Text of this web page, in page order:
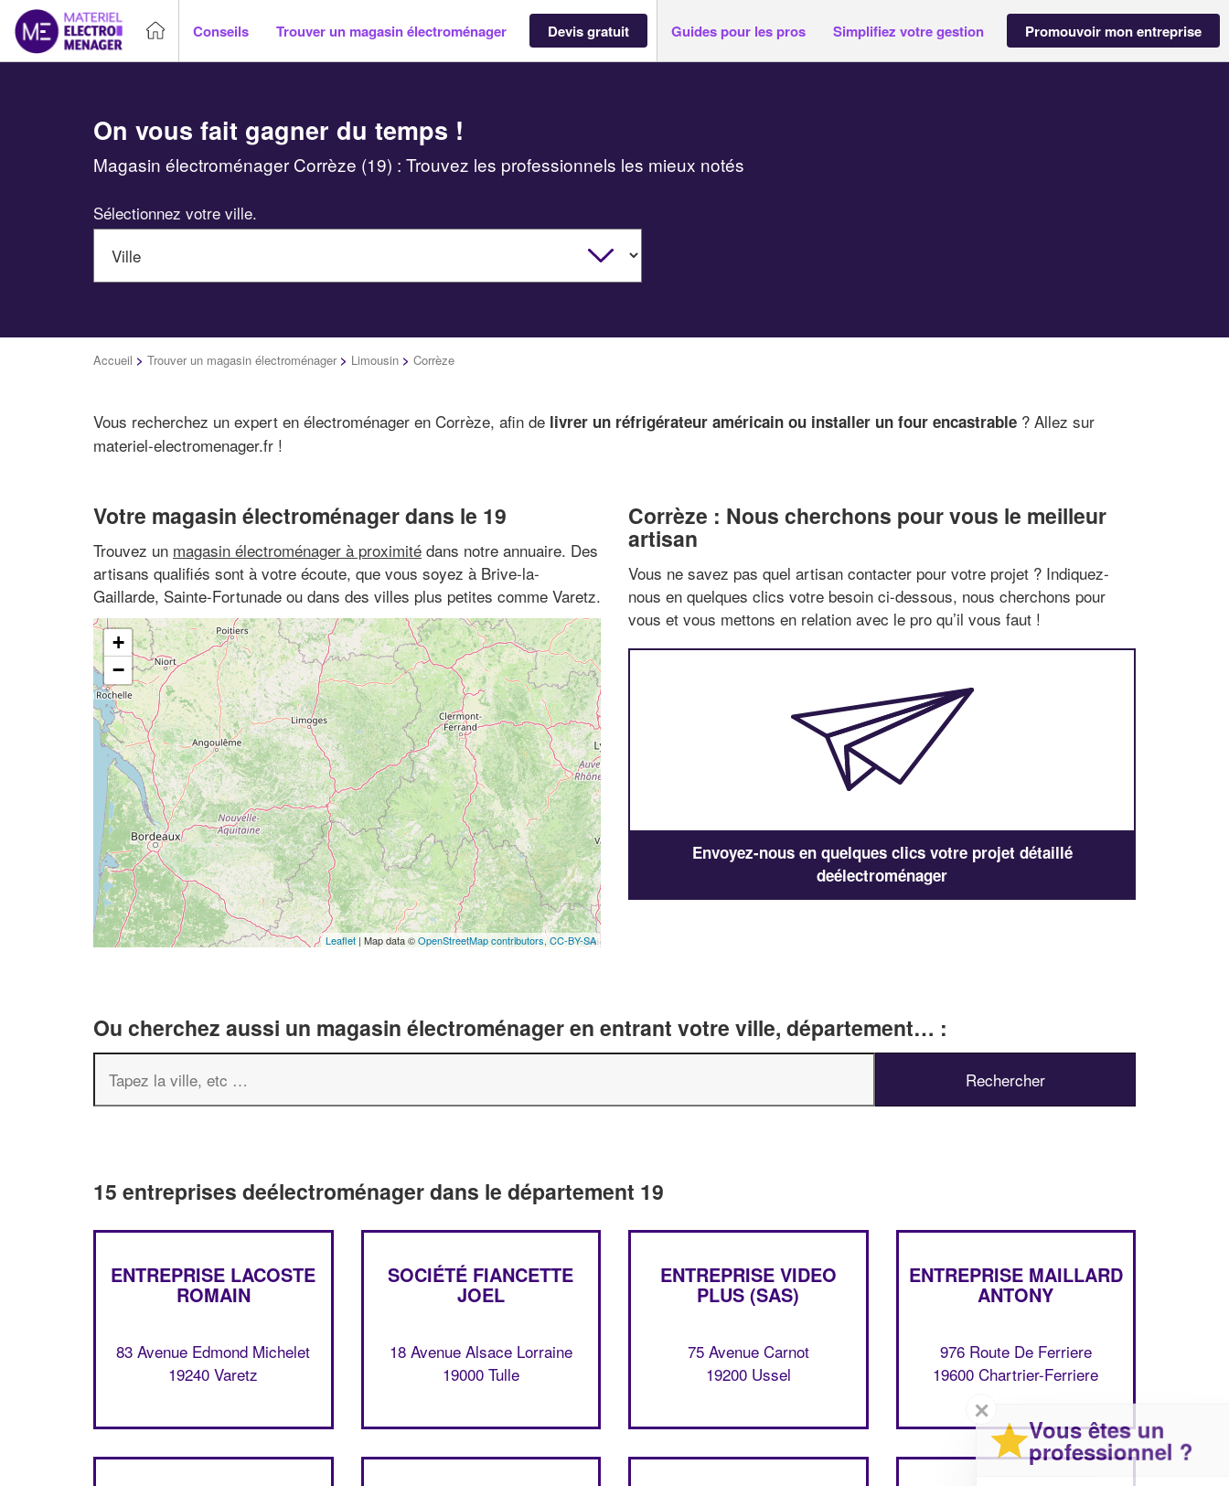
Conseils Trouver un magasin électroménager Devis gratuit Guides pour les pros Simplifiez votre gestion Promouvoir mon entreprise
On vous fait gagner du temps !
Magasin électroménager Corrèze (19) : Trouvez les professionnels les mieux notés
Sélectionnez votre ville.
Accueil > Trouver un magasin électroménager > Limousin > Corrèze
Vous recherchez un expert en électroménager en Corrèze, afin de livrer un réfrigérateur américain ou installer un four encastrable ? Allez sur
materiel-electromenager.fr !
Votre magasin électroménager dans le 19
Trouvez un magasin électroménager à proximité dans notre annuaire. Des
artisans qualifiés sont à votre écoute, que vous soyez à Brive-la-
Gaillarde, Sainte-Fortunade ou dans des villes plus petites comme Varetz.
+
−
Leaflet | Map data ©OpenStreetMap contributors,CC-BY-SA
Corrèze : Nous cherchons pour vous le meilleur
artisan
Vous ne savez pas quel artisan contacter pour votre projet ? Indiquez-
nous en quelques clics votre besoin ci-dessous, nous cherchons pour
vous et vous mettons en relation avec le pro qu’il vous faut !
Envoyez-nous en quelques clics votre projet détaillé
deélectroménager
Ou cherchez aussi un magasin électroménager en entrant votre ville, département… :
15 entreprises deélectroménager dans le département 19
ENTREPRISE LACOSTE
ROMAIN
83 Avenue Edmond Michelet
19240 Varetz
SOCIÉTÉ FIANCETTE
JOEL
18 Avenue Alsace Lorraine
19000 Tulle
ENTREPRISE VIDEO
PLUS (SAS)
75 Avenue Carnot
19200 Ussel
ENTREPRISE MAILLARD
ANTONY
976 Route De Ferriere
19600 Chartrier-Ferriere
Vous êtes un
professionnel ?